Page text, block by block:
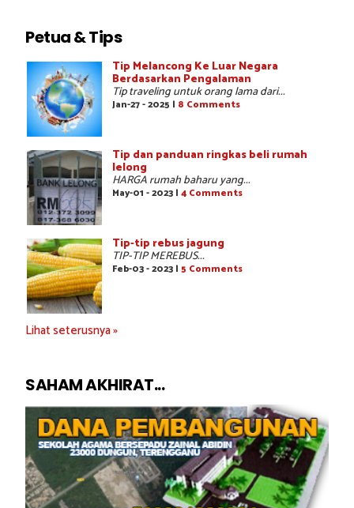
Petua & Tips
Tip Melancong Ke Luar Negara
Berdasarkan Pengalaman
Tip traveling untuk orang lama dari...
Jan-27 - 2025 | 8 Comments
Tip dan panduan ringkas beli rumah
lelong
HARGA rumah baharu yang...
May-01 - 2023 | 4 Comments
Tip-tip rebus jagung
TIP-TIP MEREBUS...
Feb-03 - 2023 | 5 Comments
Lihat seterusnya »
SAHAM AKHIRAT...